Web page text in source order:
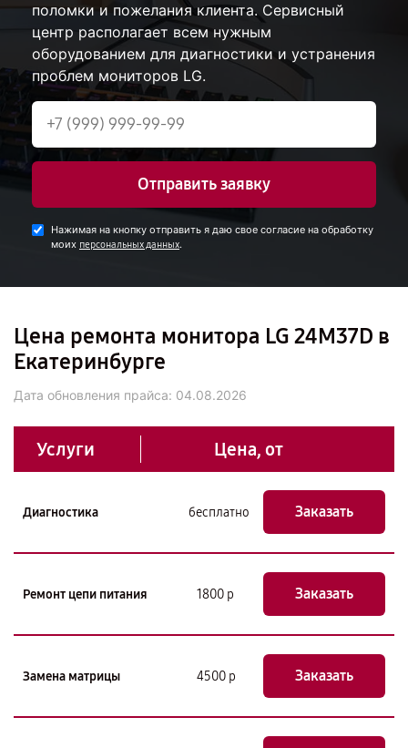
поломки и пожелания клиента. Сервисный
центр располагает всем нужным
оборудованием для диагностики и устранения
проблем мониторов LG.
Отправить заявку
Нажимая на кнопку отправить я даю свое согласие на обработку
моих персональных данных.
Цена ремонта монитора LG 24M37D в
Екатеринбурге
Дата обновления прайса: 04.08.2026
Услуги Цена, от
Диагностика бесплатно Заказать
Ремонт цепи питания 1800 р Заказать
Замена матрицы 4500 р Заказать